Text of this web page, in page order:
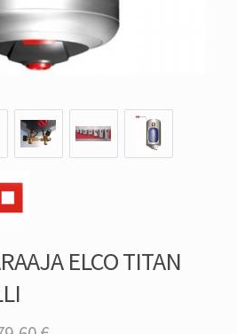
ELCO TITAN